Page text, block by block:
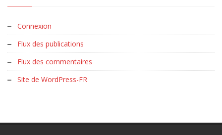
Connexion
Flux des publications
Flux des commentaires
Site de WordPress-FR